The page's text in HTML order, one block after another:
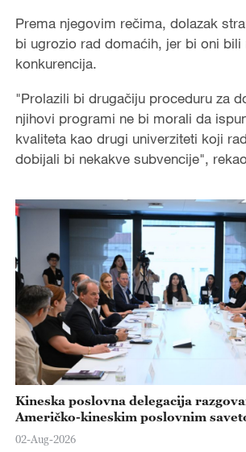
Prema njegovim rečima, dolazak
bi ugrozio rad domaćih, jer bi oni bili
konkurencija.
"Prolazili bi drugačiju proceduru za
njihovi programi ne bi morali da
kvaliteta kao drugi univerziteti koji
dobijali bi nekakve subvencije",
Kineska poslovna delegacija
Američko-kineskim poslovnim
02-Aug-2026